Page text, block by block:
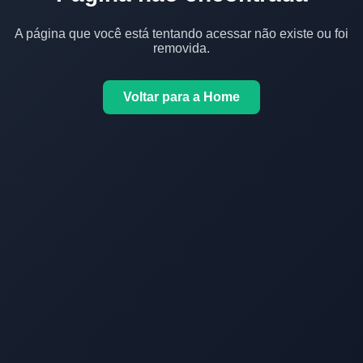
A página que você está tentando acessar não existe ou foi
removida.
Voltar para a Home